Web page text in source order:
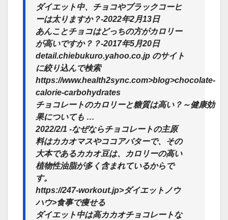
ダイエット中、チョコやブラックコーヒ
ーは太りますか？-2022年2月13日
あんことチョコはどっちの方がカロリー
が高いですか？？-2017年5月20日
detail.chiebukuro.yahoo.co.jp のサイト
に絞り込んで検索
https://www.health2sync.com>blog>chocolate-
calorie-carbohydrates
チョコレートのカロリーと糖質は高い？～健康効
果についても …
2022/2/1 -なぜならチョコレートの主原
料はカカオマスやココアバターで、その
大本であるカカオ豆は、カロリーの高い
植物性油脂が多く含まれているからで
す。
https://247-workout.jp>ダイエットノウ
ハウ>食事で痩せる
ダイエット中は高カカオチョコレートな